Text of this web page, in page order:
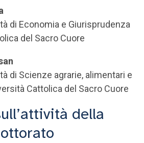
di Economia e Giurisprudenza
del Sacro Cuore
di Scienze agrarie, alimentari e
Cattolica del Sacro Cuore
della